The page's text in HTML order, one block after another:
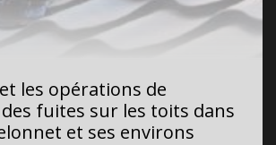
les opérations de
fuites sur les toits dans
et ses environs